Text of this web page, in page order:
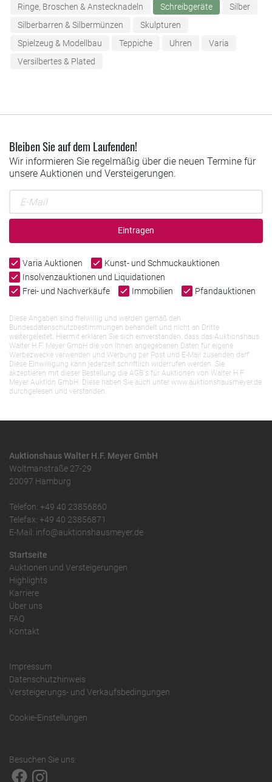
Ringe, Broschen & Anstecknadeln
Schreibgeräte
Silber
Silberbarren & Silbermünzen
Skulpturen
Spielzeug & Modellbau
Teppiche Uhren
Varia
Versilbertes & Plated
Bleiben Sie auf dem Laufenden!
Wir informieren Sie regelmäßig über die neuen Termine für
unsere Auktionen und Versteigerungen.
Eintragen
Varia Auktionen
Kunst- und Schmuckauktionen
Insolvenzauktionen und Liquidationen
Frei- und Nachverkäufe
Immobilien Pfandauktionen
Diese Angaben sind freiwillig und werden gemäß den
Bundesdatenschutzbestimmungen behandelt und nicht an Dritte
weitergeleitet. Hiermit erklären Sie sich einverstanden, dass das Auktionshaus
Walter H.F. Meyer GmbH die von Ihnen angegebenen Daten für eigene
Werbezwecke verwenden und Werbung per Post und E-Mail zusenden darf.
Diese Einwilligung kann jederzeit schriftlich widerrufen werden. Sie
akzeptieren mit dieser Bestellung die AGB`s für Auktionen von Walter H.F.
Meyer Auktion GmbH. Diese haben Sie auch unter www.auktionshausmeyer.de
durchgelesen und verstanden.
Auktionshaus Walter H.F. Meyer GmbH
Woltmanstraße 27-29
20097 Hamburg
Telefon: +49 40 23856860
Telefax: +49 40 23856871
E-Mail: info@auktionshausmeyer.de
Startseite
Auktionen und Versteigerungen
Highlights
Karriere
Über uns
FAQ
Kontakt
Impressum
Datenschutzhinweis
Versteigerungs- und Verkaufsbedingungen
Cookie-Einstellungen
Besuchen Sie uns: